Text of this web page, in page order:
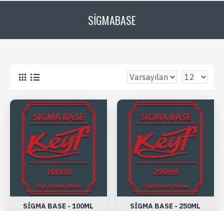
SIGMABASE
SIGMA BASE - 100ML
SIGMA BASE - 250ML